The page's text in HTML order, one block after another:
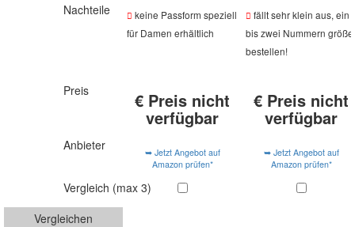
Nachteile
keine Passform speziell
für Damen erhältlich
fällt sehr klein aus, ein
bis zwei Nummern
bestellen!
Preis € Preis nicht
verfügbar
€ Preis nicht
verfügbar
Anbieter
➥ Jetzt Angebot auf
Amazon prüfen*
➥ Jetzt Angebot auf
Amazon prüfen*
Vergleich (max 3)
Vergleichen